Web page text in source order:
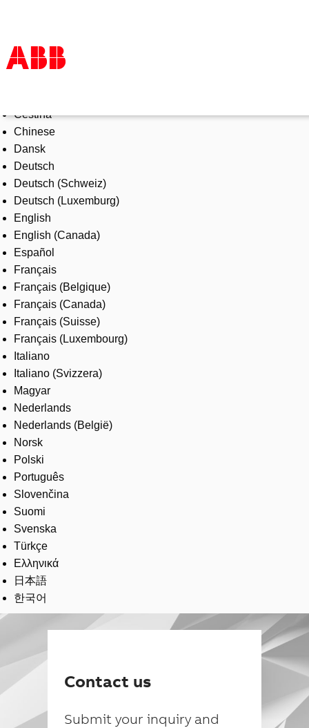
Products & Solutions
Industries
Services
About us
Where to buy
Contact us
Careers
Čeština
Chinese
Dansk
Deutsch
Deutsch (Schweiz)
Deutsch (Luxemburg)
English
English (Canada)
Español
Français
Français (Belgique)
Français (Canada)
Français (Suisse)
Français (Luxembourg)
Italiano
Italiano (Svizzera)
Magyar
Nederlands
Nederlands (België)
Norsk
Polski
Português
Slovenčina
Suomi
Svenska
Türkçe
Ελληνικά
日本語
한국어
Contact us
Submit your inquiry and